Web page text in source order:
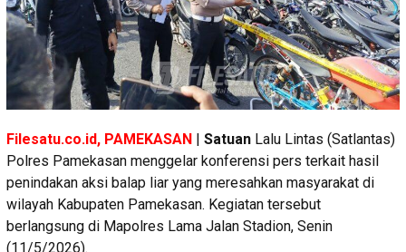
Filesatu.co.id, PAMEKASAN | Satuan Lalu Lintas (Satlantas)
Polres Pamekasan menggelar konferensi pers terkait hasil
penindakan aksi balap liar yang meresahkan masyarakat di
wilayah Kabupaten Pamekasan. Kegiatan tersebut
berlangsung di Mapolres Lama Jalan Stadion, Senin
(11/5/2026).